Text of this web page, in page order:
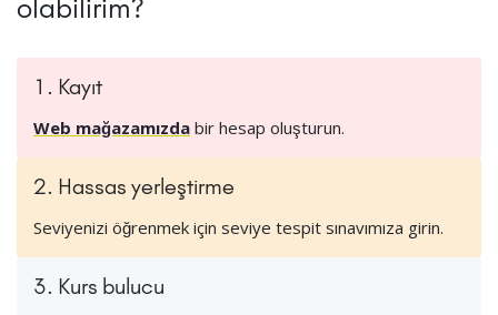
olabilirim?
1. Kayıt
Web mağazamızda bir hesap oluşturun.
2. Hassas yerleştirme
Seviyenizi öğrenmek için seviye tespit sınavımıza girin.
3. Kurs bulucu